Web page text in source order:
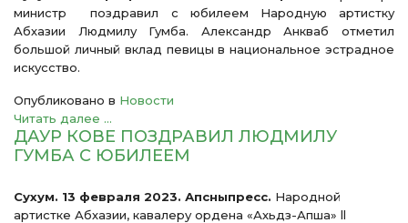
министр поздравил с юбилеем Народную артистку
Абхазии Людмилу Гумба. Александр Анкваб отметил
большой личный вклад певицы в национальное эстрадное
искусство.
Опубликовано в Новости
Читать далее ...
ДАУР КОВЕ ПОЗДРАВИЛ ЛЮДМИЛУ
ГУМБА С ЮБИЛЕЕМ
Сухум. 13 февраля 2023. Апсныпресс. Народной
артистке Абхазии, кавалеру ордена «Ахьдз-Апша» ll